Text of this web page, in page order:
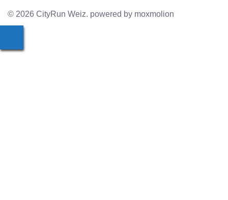
© 2026 CityRun Weiz. powered by moxmolion